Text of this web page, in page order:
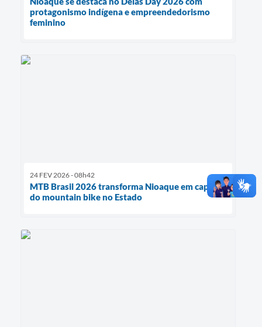
protagonismo indígena e empreendedorismo
feminino
24 FEV 2026 - 08h42
MTB Brasil 2026 transforma Nioaque em capital
do mountain bike no Estado